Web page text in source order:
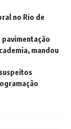
no Rio de
pavimentação
mandou